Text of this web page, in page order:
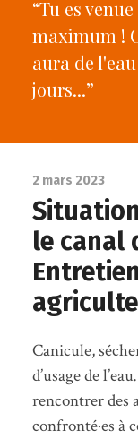
“Tu es
maximum !
aura de
jours...”
2 mars 2023
le canal
Canicule,
d’usage de
rencontrer des
confronté·es à